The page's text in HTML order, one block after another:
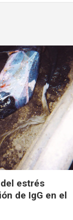
estrés
de IgG en el